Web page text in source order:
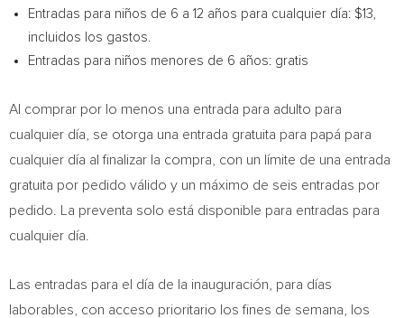
Entradas para niños de 6 a 12 años para cualquier día: $13,
incluidos los gastos.
Entradas para niños menores de 6 años: gratis
Al comprar por lo menos una entrada para adulto para
cualquier día, se otorga una entrada gratuita para papá para
cualquier día al finalizar la compra, con un límite de una entrada
gratuita por pedido válido y un máximo de seis entradas por
pedido. La preventa solo está disponible para entradas para
cualquier día.
Las entradas para el día de la inauguración, para días
laborables, con acceso prioritario los fines de semana, los